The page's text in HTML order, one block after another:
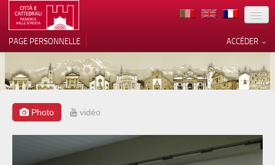
TERRITOIRE
ARCHITECTURE
MUSÉES
ITINÉRAIRES
EVÉNEMENTS
ACCÉDER
PAGE PERSONNELLE
Photo vidéo
Notification lors de la collecte
Vos choix en matière de